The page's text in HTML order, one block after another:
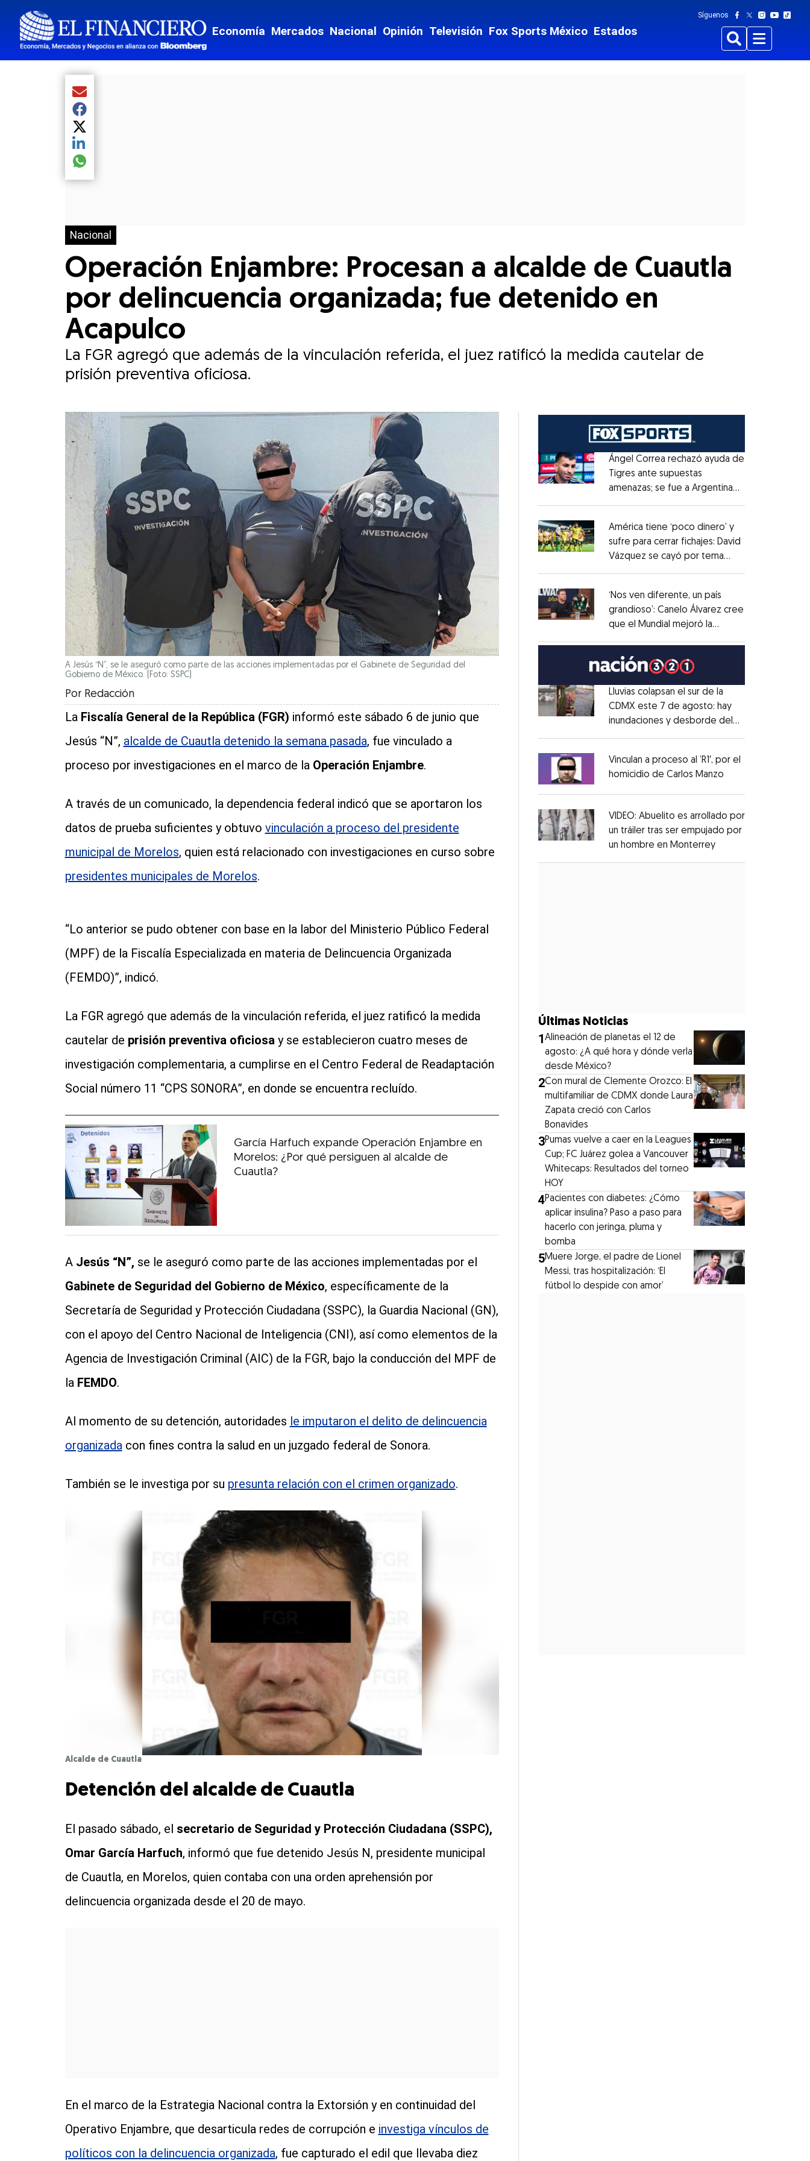
Economía Mercados Nacional Opinión Televisión Fox Sports México Estados
Síguenos
BuscarMenu
Nacional
Operación Enjambre: Procesan a alcalde de Cuautla
por delincuencia organizada; fue detenido en
Acapulco
La FGR agregó que además de la vinculación referida, el juez ratificó la medida cautelar de
prisión preventiva oficiosa.
Compartir el artículo actual mediante Email
Compartir el artículo actual mediante Facebook
Compartir el artículo actual mediante Twitter
Compartir el artículo actual mediante LinkedIn
Compartir el artículo actual mediante global.social-whatsapp
A Jesús “N”, se le aseguró como parte de las acciones implementadas por el Gabinete de Seguridad del
Gobierno de México. (Foto: SSPC)
Por Redacción
La Fiscalía General de la República (FGR) informó este sábado 6 de junio que
Jesús “N”, alcalde de Cuautla detenido la semana pasada, fue vinculado a
proceso por investigaciones en el marco de la Operación Enjambre.
A través de un comunicado, la dependencia federal indicó que se aportaron los
datos de prueba suficientes y obtuvo vinculación a proceso del presidente
municipal de Morelos, quien está relacionado con investigaciones en curso sobre
presidentes municipales de Morelos.
“Lo anterior se pudo obtener con base en la labor del Ministerio Público Federal
(MPF) de la Fiscalía Especializada en materia de Delincuencia Organizada
(FEMDO)”, indicó.
La FGR agregó que además de la vinculación referida, el juez ratificó la medida
cautelar de prisión preventiva oficiosay se establecieron cuatro meses de
investigación complementaria, a cumplirse en el Centro Federal de Readaptación
Social número 11 “CPS SONORA”, en donde se encuentra recluído.
García Harfuch expande Operación Enjambre en
Morelos: ¿Por qué persiguen al alcalde de
Cuautla?
A Jesús “N”, se le aseguró como parte de las acciones implementadas por el
Gabinete de Seguridad del Gobierno de México, específicamente de la
Secretaría de Seguridad y Protección Ciudadana (SSPC), la Guardia Nacional (GN),
con el apoyo del Centro Nacional de Inteligencia (CNI), así como elementos de la
Agencia de Investigación Criminal (AIC) de la FGR, bajo la conducción del MPF de
la FEMDO.
Al momento de su detención, autoridades le imputaron el delito de delincuencia
organizadacon fines contra la salud en un juzgado federal de Sonora.
También se le investiga por su presunta relación con el crimen organizado.
Alcalde de Cuautla
Detención del alcalde de Cuautla
El pasado sábado, el secretario de Seguridad y Protección Ciudadana (SSPC),
Omar García Harfuch, informó que fue detenido Jesús N, presidente municipal
de Cuautla, en Morelos, quien contaba con una orden aprehensión por
delincuencia organizada desde el 20 de mayo.
En el marco de la Estrategia Nacional contra la Extorsión y en continuidad del
Operativo Enjambre, que desarticula redes de corrupción e investiga vínculos de
políticos con la delincuencia organizada, fue capturado el edil que llevaba diez
Opens in new window
Ángel Correa rechazó ayuda de
Tigres ante supuestas
amenazas; se fue a Argentina
Opens in new window
América tiene ‘poco dinero’ y
sufre para cerrar fichajes: David
Vázquez se cayó por tema
Opens in new window
‘Nos ven diferente, un país
grandioso’: Canelo Álvarez cree
que el Mundial mejoró la
Opens in new window
Lluvias colapsan el sur de la
CDMX este 7 de agosto: hay
inundaciones y desborde del
Opens in new window
Vinculan a proceso al ’R1′, por el
homicidio de Carlos Manzo
Opens in new window
VIDEO: Abuelito es arrollado por
un tráiler tras ser empujado por
un hombre en MonterreyOpens in new
Últimas Noticias
1Alineación de planetas el 12 de
agosto: ¿A qué hora y dónde verla
desde México?
2Con mural de Clemente Orozco: El
multifamiliar de CDMX donde Laura
Zapata creció con Carlos
Bonavides
3Pumas vuelve a caer en la Leagues
Cup; FC Juárez golea a Vancouver
Whitecaps: Resultados del torneo
HOY
4Pacientes con diabetes: ¿Cómo
aplicar insulina? Paso a paso para
hacerlo con jeringa, pluma y
bomba
5Muere Jorge, el padre de Lionel
Messi, tras hospitalización: ‘El
fútbol lo despide con amor’